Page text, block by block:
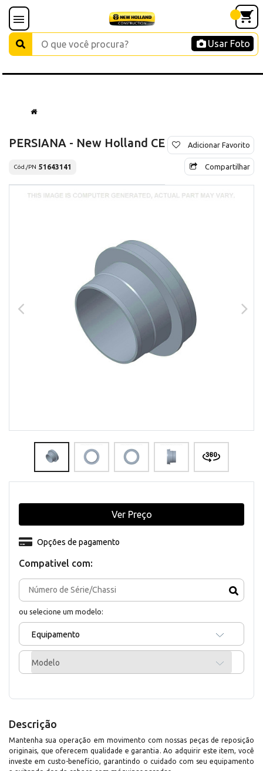
Usar Foto
PERSIANA - New Holland CE
Cód./PN 51643141
Adicionar Favorito
Compartilhar
Compativel com:
ou selecione um modelo:
Equipamento
Modelo
Opções de pagamento
Ver Preço
Descrição
Mantenha sua operação em movimento com nossas peças de reposição
originais, que oferecem qualidade e garantia. Ao adquirir este item, você
investe em custo-benefício, garantindo o cuidado com seu equipamento